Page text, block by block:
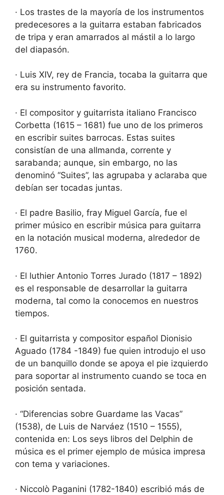
· Los trastes de la mayoría de los instrumentos
predecesores a la guitarra estaban fabricados
de tripa y eran amarrados al mástil a lo largo
del diapasón.
· Luis XIV, rey de Francia, tocaba la guitarra que
era su instrumento favorito.
· El compositor y guitarrista italiano Francisco
Corbetta (1615 – 1681) fue uno de los primeros
en escribir suites barrocas. Estas suites
consistían de una allmanda, corrente y
sarabanda; aunque, sin embargo, no las
denominó “Suites”, las agrupaba y aclaraba que
debían ser tocadas juntas.
· El padre Basilio, fray Miguel García, fue el
primer músico en escribir música para guitarra
en la notación musical moderna, alrededor de
1760.
· El luthier Antonio Torres Jurado (1817 – 1892)
es el responsable de desarrollar la guitarra
moderna, tal como la conocemos en nuestros
tiempos.
· El guitarrista y compositor español Dionisio
Aguado (1784 -1849) fue quien introdujo el uso
de un banquillo donde se apoya el pie izquierdo
para soportar al instrumento cuando se toca en
posición sentada.
· “Diferencias sobre Guardame las Vacas”
(1538), de Luis de Narváez (1510 – 1555),
contenida en: Los seys libros del Delphin de
música es el primer ejemplo de música impresa
con tema y variaciones.
· Niccolò Paganini (1782-1840) escribió más de